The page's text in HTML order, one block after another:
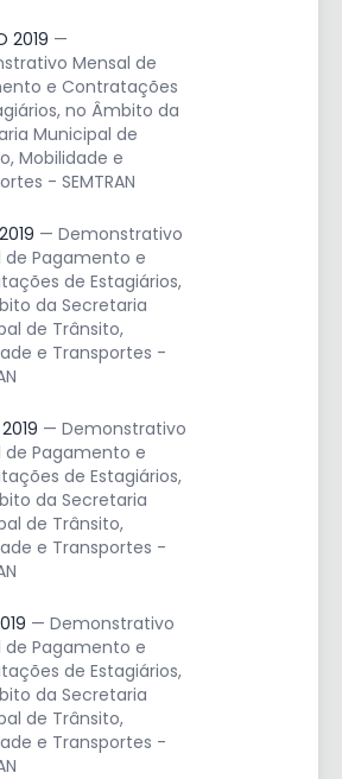
2019 —
Mensal de
e Contratações
no Âmbito da
Municipal de
Mobilidade e
- SEMTRAN
— Demonstrativo
de Pagamento e
de Estagiários,
da Secretaria
de Trânsito,
e Transportes -
— Demonstrativo
de Pagamento e
de Estagiários,
da Secretaria
de Trânsito,
e Transportes -
— Demonstrativo
de Pagamento e
de Estagiários,
da Secretaria
de Trânsito,
e Transportes -